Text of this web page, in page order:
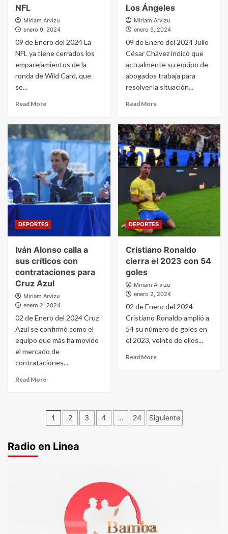
NFL
Miriam Arvizu
enero 9, 2024
09 de Enero del 2024 La
NFL ya tiene cerrados los
emparejamientos de la
ronda de Wild Card, que
se...
Read More
Los Ángeles
Miriam Arvizu
enero 9, 2024
09 de Enero del 2024 Julio
César Chávez indicó que
actualmente su equipo de
abogados trabaja para
resolver la situación...
Read More
DEPORTES
Iván Alonso calla a
sus críticos con
contrataciones para
Cruz Azul
Miriam Arvizu
enero 2, 2024
02 de Enero del 2024 Cruz
Azul se confirmó como el
equipo que más ha movido
el mercado de
contrataciones...
Read More
DEPORTES
Cristiano Ronaldo
cierra el 2023 con 54
goles
Miriam Arvizu
enero 2, 2024
02 de Enero del 2024
Cristiano Ronaldo amplió a
54 su número de goles en
el 2023, veinte de ellos...
Read More
Paginación
entradas
1 2 3 4 … 24 Siguiente
Radio en Linea